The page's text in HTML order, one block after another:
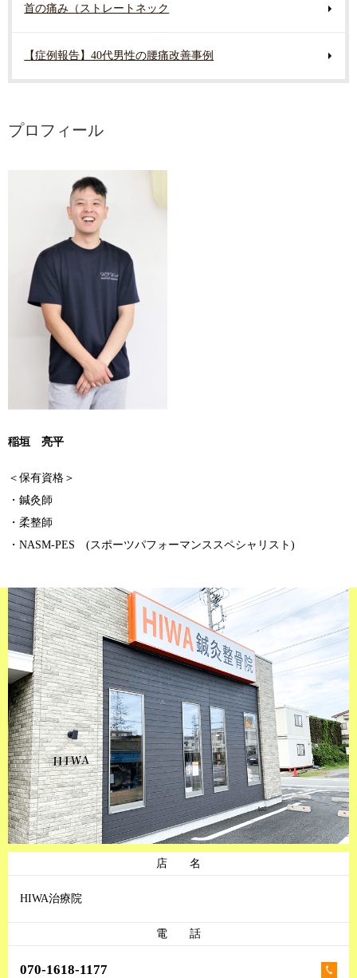
首の痛み（ストレートネック
【症例報告】40代男性の腰痛改善事例
プロフィール
稲垣 亮平
＜保有資格＞
・鍼灸師
・柔整師
・NASM-PES (スポーツパフォーマンススペシャリスト)
店 名
HIWA治療院
電 話
070-1618-1177